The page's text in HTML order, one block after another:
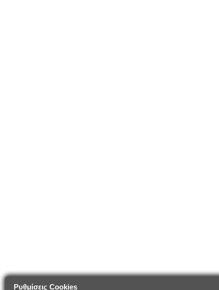
Ρυθμίσεις Cookies